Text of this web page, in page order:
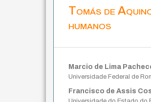
Tomás de
humanos
Marcio de Lima
Universidade Federal de
Francisco de Assis